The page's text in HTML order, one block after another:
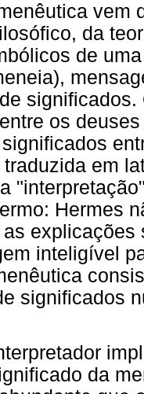
vem
da
de
os
traduzida em
Hermes
inteligível
significados
da